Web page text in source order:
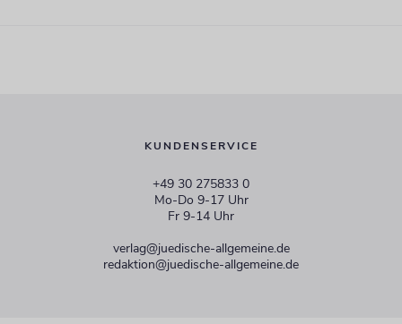
KUNDENSERVICE
+49 30 275833 0
Mo-Do 9-17 Uhr
Fr 9-14 Uhr
verlag@juedische-allgemeine.de
redaktion@juedische-allgemeine.de